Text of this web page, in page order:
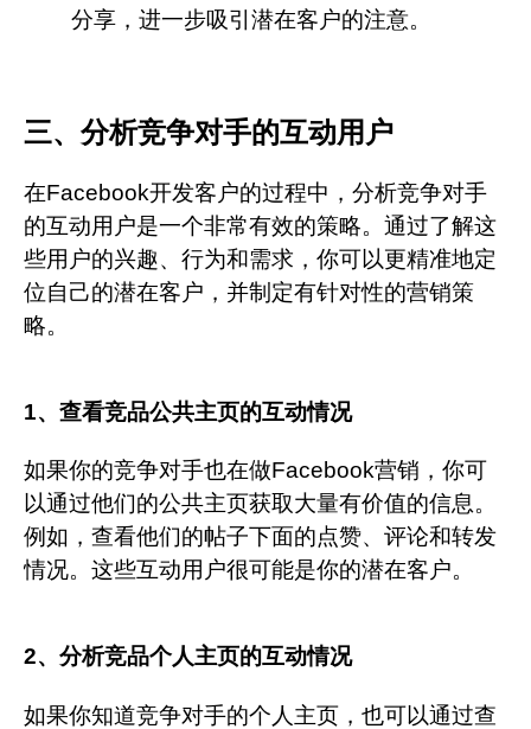
分享，进一步吸引潜在客户的注意。
三、分析竞争对手的互动用户
在Facebook开发客户的过程中，分析竞争对手
的互动用户是一个非常有效的策略。通过了解这
些用户的兴趣、行为和需求，你可以更精准地定
位自己的潜在客户，并制定有针对性的营销策
略。
1、查看竞品公共主页的互动情况
如果你的竞争对手也在做Facebook营销，你可
以通过他们的公共主页获取大量有价值的信息。
例如，查看他们的帖子下面的点赞、评论和转发
情况。这些互动用户很可能是你的潜在客户。
2、分析竞品个人主页的互动情况
如果你知道竞争对手的个人主页，也可以通过查